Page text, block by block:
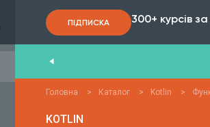
ПІДПИСКА 300+ курсів
Головна > Каталог > Kotlin >
KOTLIN